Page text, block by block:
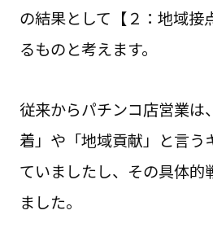
の結果として【２：地域接
るものと考えます。
従来からパチンコ店営業は
着」や「地域貢献」と言う
ていましたし、その具体的
ました。